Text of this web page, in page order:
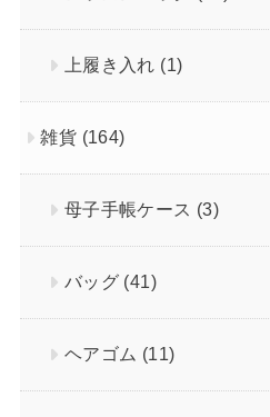
上履き入れ (1)
雑貨 (164)
母子手帳ケース (3)
バッグ (41)
ヘアゴム (11)